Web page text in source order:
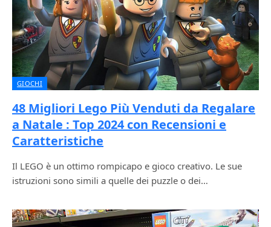
GIOCHI
48 Migliori Lego Più Venduti da Regalare
a Natale : Top 2024 con Recensioni e
Caratteristiche
Il LEGO è un ottimo rompicapo e gioco creativo. Le sue
istruzioni sono simili a quelle dei puzzle o dei…